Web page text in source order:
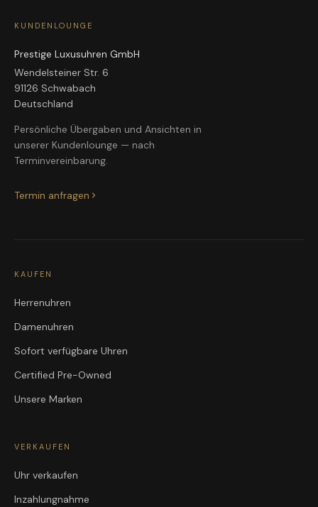
KUNDENLOUNGE
Prestige Luxusuhren GmbH
Wendelsteiner Str. 6
91126 Schwabach
Deutschland
Persönliche Übergaben und Ansichten in
unserer Kundenlounge — nach
Terminvereinbarung.
Termin anfragen
KAUFEN
Herrenuhren
Damenuhren
Sofort verfügbare Uhren
Certified Pre-Owned
Unsere Marken
VERKAUFEN
Uhr verkaufen
Inzahlungnahme